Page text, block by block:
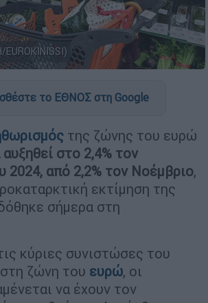
το ΕΘΝΟΣ στη Google
της ζώνης του ευρώ
στο 2,4% τον
2024, από 2,2% τον Νοέμβριο,
εκτίμηση της
σήμερα στη
κύριες συνιστώσες του
ζώνη του ευρώ, οι
να έχουν τον